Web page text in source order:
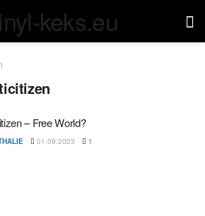
– Free World?
01.09.2023 1